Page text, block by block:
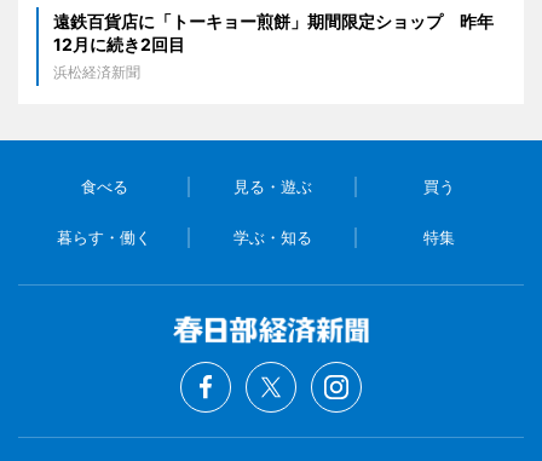
遠鉄百貨店に「トーキョー煎餅」期間限定ショップ 昨年
12月に続き2回目
浜松経済新聞
食べる 見る・遊ぶ 買う
暮らす・働く 学ぶ・知る 特集